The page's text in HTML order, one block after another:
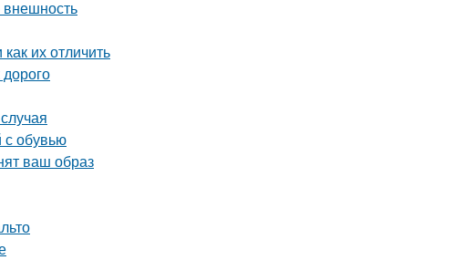
внешность
их отличить
с обувью
ваш образ